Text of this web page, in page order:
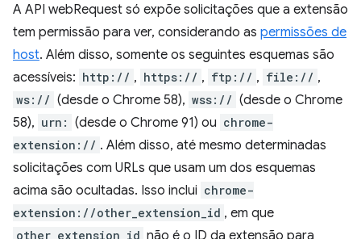
A API webRequest só expõe solicitações que a extensão
tem permissão para ver, considerando as permissões de
host. Além disso, somente os seguintes esquemas são
acessíveis: http:// , https:// , ftp:// , file:// ,
ws:// (desde o Chrome 58), wss:// (desde o Chrome
58), urn: (desde o Chrome 91) ou chrome-
extension:// . Além disso, até mesmo determinadas
solicitações com URLs que usam um dos esquemas
acima são ocultadas. Isso inclui chrome-
extension://other_extension_id , em que
other_extension_id não é o ID da extensão para